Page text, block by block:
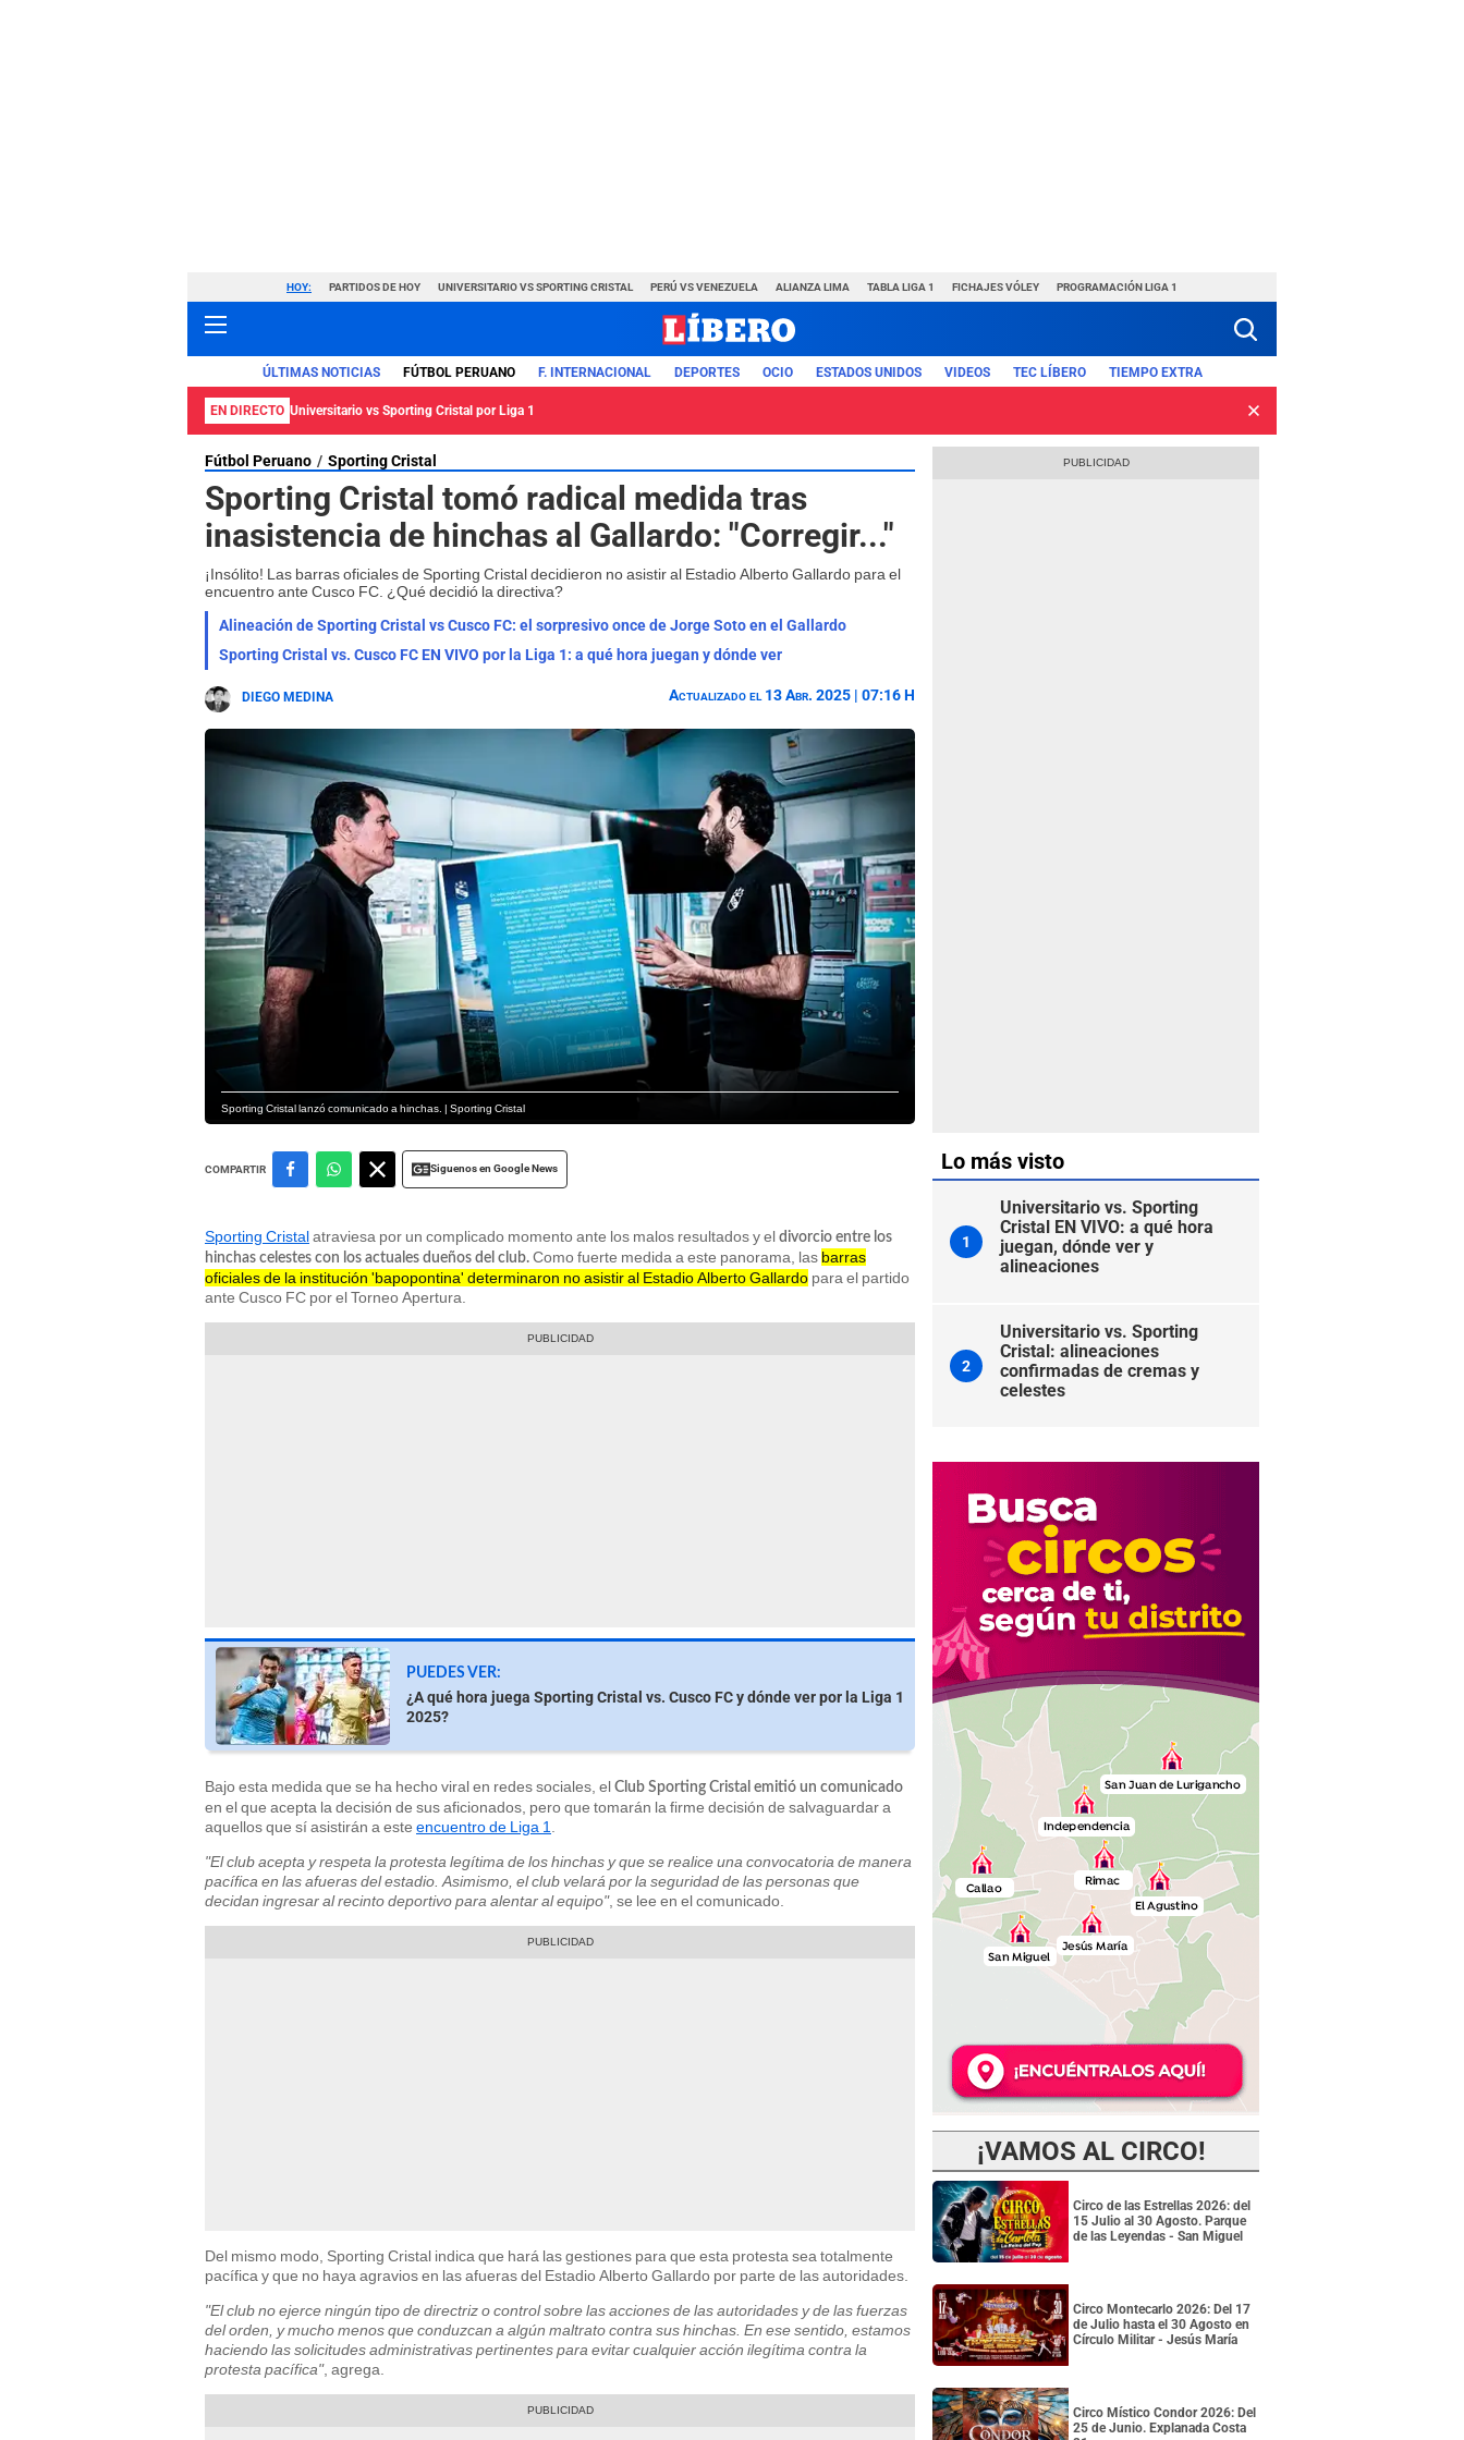
HOY: PARTIDOS DE HOY UNIVERSITARIO VS SPORTING CRISTAL PERÚ VS VENEZUELA ALIANZA LIMA TABLA LIGA 1 FICHAJES VÓLEY PROGRAMACIÓN LIGA 1
ÚLTIMAS NOTICIAS FÚTBOL PERUANO F. INTERNACIONAL DEPORTES OCIO ESTADOS UNIDOS VIDEOS TEC LÍBERO TIEMPO EXTRA
EN DIRECTO Universitario vs Sporting Cristal por Liga 1
Fútbol Peruano Sporting Cristal
Sporting Cristal tomó radical medida tras
inasistencia de hinchas al Gallardo: "Corregir..."
¡Insólito! Las barras oficiales de Sporting Cristal decidieron no asistir al Estadio Alberto Gallardo para el
encuentro ante Cusco FC. ¿Qué decidió la directiva?
Alineación de Sporting Cristal vs Cusco FC: el sorpresivo once de Jorge Soto en el Gallardo
Sporting Cristal vs. Cusco FC EN VIVO por la Liga 1: a qué hora juegan y dónde ver
DIEGO MEDINA Actualizado el 13 Abr. 2025 | 07:16 H
Sporting Cristal lanzó comunicado a hinchas. | Sporting Cristal
COMPARTIR Siguenos en Google News
Sporting Cristalatraviesa por un complicado momento ante los malos resultados y el divorcio entre los
hinchas celestes con los actuales dueños del club. Como fuerte medida a este panorama, las barras
oficiales de la institución 'bapopontina' determinaron no asistir al Estadio Alberto Gallardo para el partido
ante Cusco FC por el Torneo Apertura.
PUEDES VER:
¿A qué hora juega Sporting Cristal vs. Cusco FC y dónde ver por la Liga 1
2025?
Bajo esta medida que se ha hecho viral en redes sociales, el Club Sporting Cristal emitió un comunicado
en el que acepta la decisión de sus aficionados, pero que tomarán la firme decisión de salvaguardar a
aquellos que sí asistirán a este encuentro de Liga 1
"El club acepta y respeta la protesta legítima de los hinchas y que se realice una convocatoria de manera
pacífica en las afueras del estadio. Asimismo, el club velará por la seguridad de las personas que
decidan ingresar al recinto deportivo para alentar al equipo", se lee en el comunicado.
Del mismo modo, Sporting Cristal indica que hará las gestiones para que esta protesta sea totalmente
pacífica y que no haya agravios en las afueras del Estadio Alberto Gallardo por parte de las autoridades.
"El club no ejerce ningún tipo de directriz o control sobre las acciones de las autoridades y de las fuerzas
del orden, y mucho menos que conduzcan a algún maltrato contra sus hinchas. En ese sentido, estamos
haciendo las solicitudes administrativas pertinentes para evitar cualquier acción ilegítima contra la
protesta pacífica", agrega.
Lo más visto
1
Universitario vs. Sporting
Cristal EN VIVO: a qué hora
juegan, dónde ver y
alineaciones
2
Universitario vs. Sporting
Cristal: alineaciones
confirmadas de cremas y
celestes
¡VAMOS AL CIRCO!
Circo de las Estrellas 2026: del
15 Julio al 30 Agosto. Parque
de las Leyendas - San Miguel
Circo Montecarlo 2026: Del 17
de Julio hasta el 30 Agosto en
Círculo Militar - Jesús María
Circo Místico Condor 2026: Del
25 de Junio. Explanada Costa